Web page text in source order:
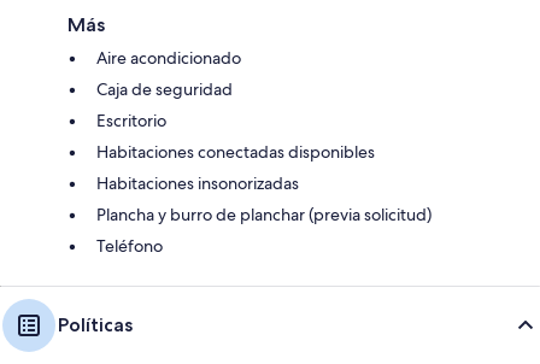
Más
Aire acondicionado
Caja de seguridad
Escritorio
Habitaciones conectadas disponibles
Habitaciones insonorizadas
Plancha y burro de planchar (previa solicitud)
Teléfono
Políticas